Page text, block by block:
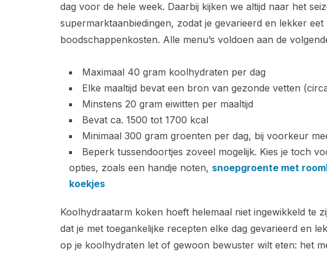
dag voor de hele week. Daarbij kijken we altijd naar het
supermarktaanbiedingen, zodat je gevarieerd en lekker
boodschappenkosten. Alle menu’s voldoen aan de
Maximaal 40 gram koolhydraten per dag
Elke maaltijd bevat een bron van gezonde vetten
Minstens 20 gram eiwitten per maaltijd
Bevat ca. 1500 tot 1700 kcal
Minimaal 300 gram groenten per dag, bij voorkeur
Beperk tussendoortjes zoveel mogelijk. Kies je toch
opties, zoals een handje noten, snoepgroente met
koekjes
Koolhydraatarm koken hoeft helemaal niet ingewikkeld te
dat je met toegankelijke recepten elke dag gevarieerd en
op je koolhydraten let of gewoon bewuster wilt eten: het